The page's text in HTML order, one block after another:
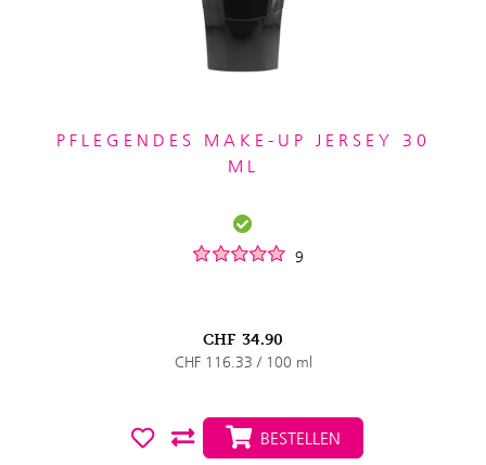
PFLEGENDES MAKE-UP JERSEY 30
ML
9
CHF 34.90
CHF 116.33 / 100 ml
BESTELLEN